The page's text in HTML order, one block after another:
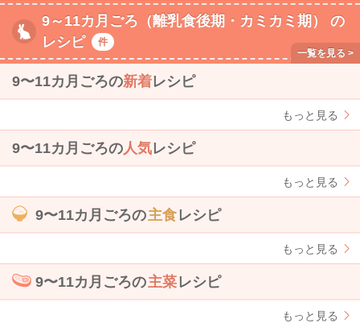
9～11カ月ごろ（離乳食後期・カミカミ期） の
レシピ
件
9〜11カ月ごろの新着レシピ
もっと見る
9〜11カ月ごろの人気レシピ
もっと見る
9〜11カ月ごろの主食レシピ
もっと見る
9〜11カ月ごろの主菜レシピ
もっと見る